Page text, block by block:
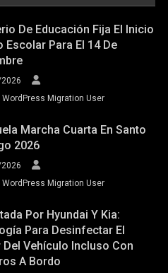
De Educación Fija El Inicio
Escolar Para El 14 De
WordPress Migration User
Marcha Cuarta En Santo
2026
WordPress Migration User
Por Hyundai Y Kia:
Para Desinfectar El
Del Vehículo Incluso Con
A Bordo